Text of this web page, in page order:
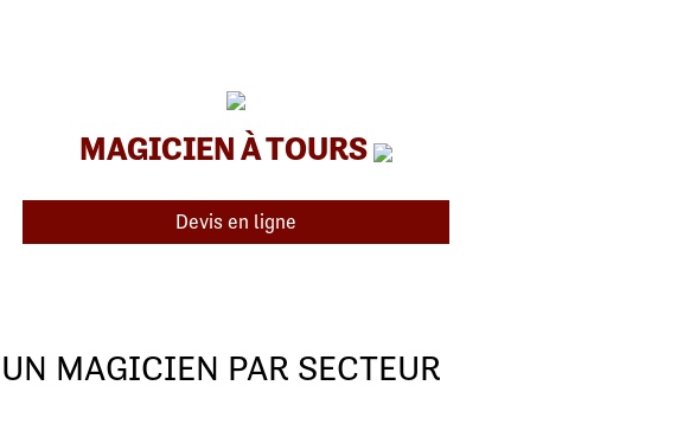
MAGICIEN À TOURS
Devis en ligne
UN MAGICIEN PAR SECTEUR